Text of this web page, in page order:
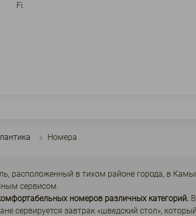
Fi.
Номера
расположенный в тихом районе города, в
сервисом.
номеров различных категорий.
сервируется завтрак «шведский стол»,